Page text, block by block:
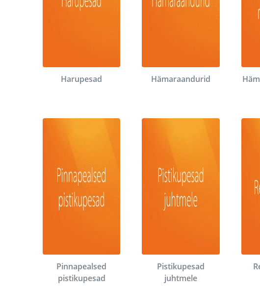
Harupesad Hämaraandurid
Pinnapealsed
pistikupesad
Pistikupesad
juhtmele